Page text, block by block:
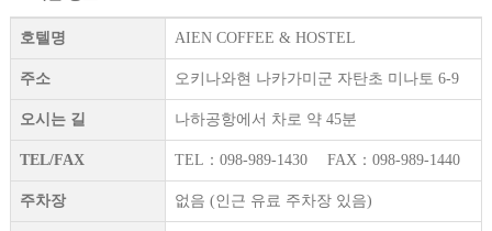
호텔명 AIEN COFFEE & HOSTEL
주소 오키나와현 나카가미군 자탄초 미나토 6-9
오시는 길 나하공항에서 차로 약 45분
TEL/FAX TEL：098-989-1430 FAX：098-989-1440
주차장 없음 (인근 유료 주차장 있음)